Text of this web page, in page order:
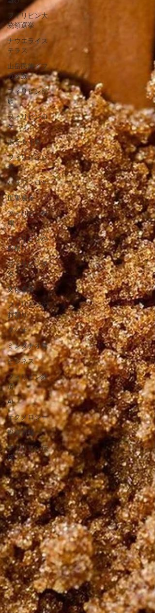
フィリピン大
統領選挙
ナウエライス
テラス
山岳民族イフ
ガオ族
フィリピン部
族
フィリピンロ
ケ
ボラカイ島
フィリピンビ
ザ
パラワンロケ
世界遺産
フィリピン料
理
フィリピンの
お祭り
フィリピンネ
タ
文化遺産
フィリピンの
お祭り
ダバオ
ミンダナオ島
ビジネス
フィリピン経
済
AI
テクノロジー
投資情報
フィリピン伝
統